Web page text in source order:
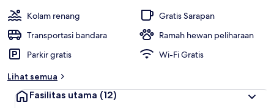
Kolam renang
Gratis Sarapan
Transportasi bandara
Ramah hewan peliharaan
Parkir gratis
Wi-Fi Gratis
Lihat semua
Fasilitas utama (12)